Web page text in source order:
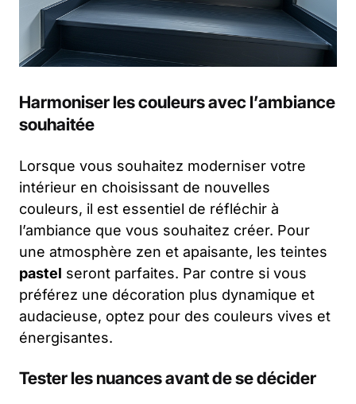
Harmoniser les couleurs avec l’ambiance
souhaitée
Lorsque vous souhaitez moderniser votre
intérieur en choisissant de nouvelles
couleurs, il est essentiel de réfléchir à
l’ambiance que vous souhaitez créer. Pour
une atmosphère zen et apaisante, les teintes
pastel seront parfaites. Par contre si vous
préférez une décoration plus dynamique et
audacieuse, optez pour des couleurs vives et
énergisantes.
Tester les nuances avant de se décider